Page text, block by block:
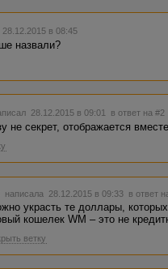
в 08:45
назвали?
28.12.2015 в 09:01 в ответ на #2
не секрет, отображается
написала 28.12.2015 в 09:33 в ответ
украсть те доллары,
кошелек WM – это не
ветку